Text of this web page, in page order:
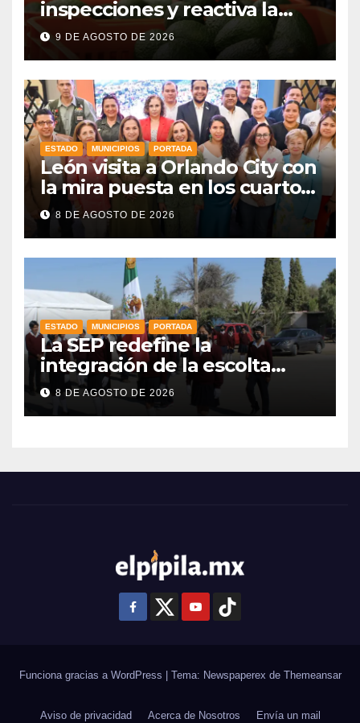
inspecciones y reactiva la
exportación de aguacate
mexicano
9 DE AGOSTO DE 2026
ESTADO MUNICIPIOS PORTADA
León visita a Orlando City con
la mira puesta en los cuartos
de final
8 DE AGOSTO DE 2026
ESTADO MUNICIPIOS PORTADA
La SEP redefine la
integración de la escolta
escolar prioritando la
inclusión
8 DE AGOSTO DE 2026
Funciona gracias a WordPress | Tema: Newspaperex de Themeansar
Aviso de privacidad Acerca de Nosotros Envía un mail